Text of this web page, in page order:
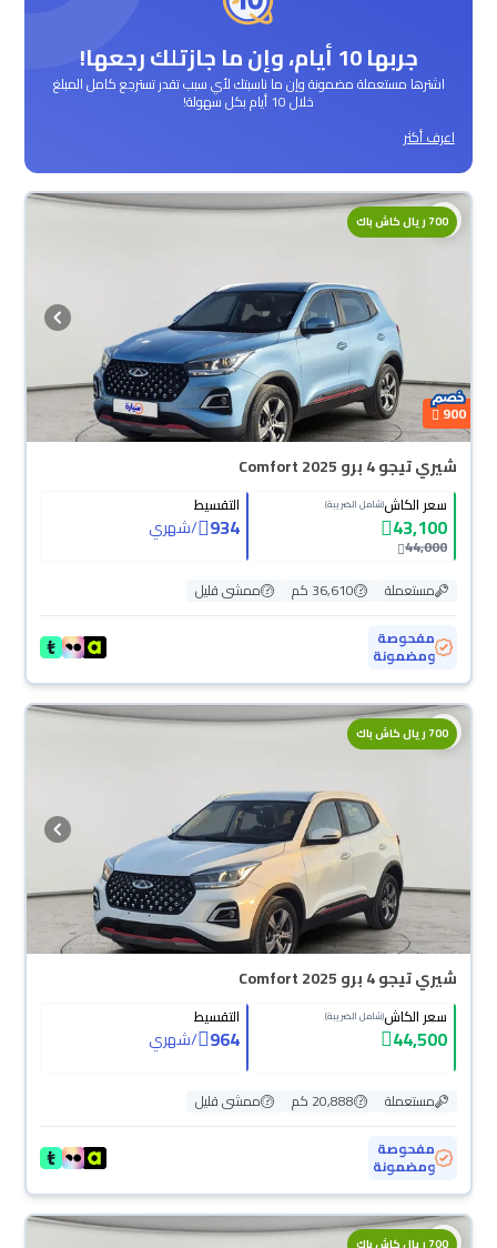
جربها 10 أيام، وإن ما جازتلك رجعها!
اشترها مستعملة مضمونة وإن ما ناسبتك لأي سبب تقدر تسترجع كامل المبلغ
خلال 10 أيام بكل سهولة!
اعرف أكثر
700 ريال كاش باك
900
شيري تيجو 4 برو Comfort 2025
سعر الكاش(شامل الضريبة)
43,100
44,000
التقسيط
934
/شهري
مستعملة 36,610 كم
ممشى قليل
مفحوصة
ومضمونة
700 ريال كاش باك
شيري تيجو 4 برو Comfort 2025
سعر الكاش(شامل الضريبة)
44,500
التقسيط
964
/شهري
مستعملة 20,888 كم
ممشى قليل
مفحوصة
ومضمونة